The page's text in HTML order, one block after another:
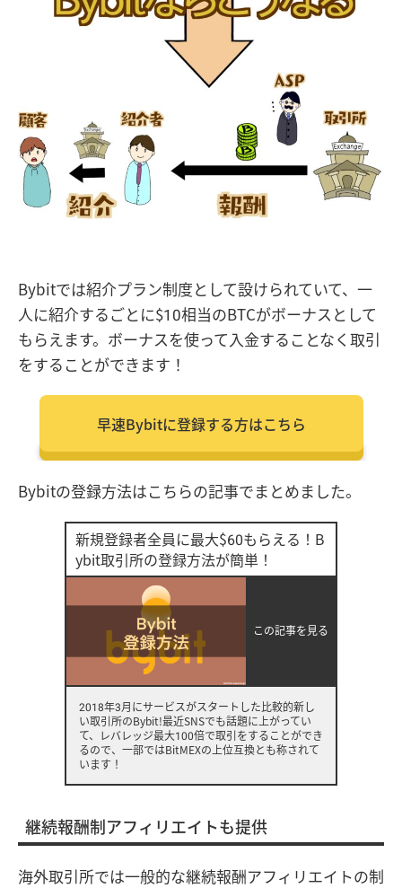
Bybitでは紹介プラン制度として設けられていて、一
人に紹介するごとに$10相当のBTCがボーナスとして
もらえます。ボーナスを使って入金することなく取引
をすることができます！
早速Bybitに登録する方はこちら
Bybitの登録方法はこちらの記事でまとめました。
新規登録者全員に最大$60もらえる！B
ybit取引所の登録方法が簡単！
この記事を見る
2018年3月にサービスがスタートした比較的新し
い取引所のBybit!最近SNSでも話題に上がってい
て、レバレッジ最大100倍で取引をすることができ
るので、一部ではBitMEXの上位互換とも称されて
います！
継続報酬制アフィリエイトも提供
海外取引所では一般的な継続報酬アフィリエイトの制